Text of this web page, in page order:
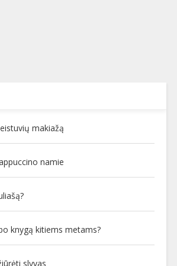
makiažą
namie
knygą kitiems metams?
slyvas